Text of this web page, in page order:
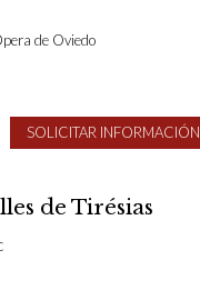
de Oviedo
SOLICITAR INFORMACIÓN
de Tirésias